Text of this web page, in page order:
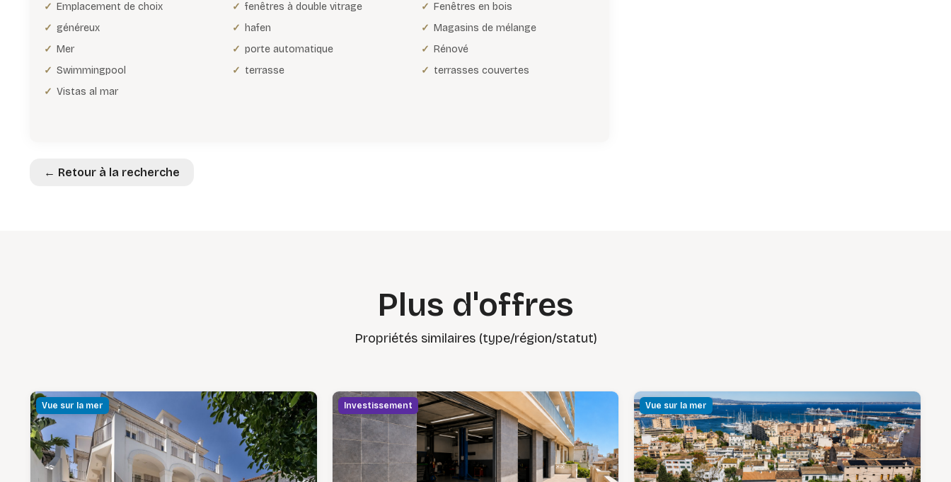
Emplacement de choix
fenêtres à double vitrage
Fenêtres en bois
généreux
hafen
Magasins de mélange
Mer
porte automatique
Rénové
Swimmingpool
terrasse
terrasses couvertes
Vistas al mar
← Retour à la recherche
Plus d'offres
Propriétés similaires (type/région/statut)
Vue sur la mer Investissement Vue sur la mer